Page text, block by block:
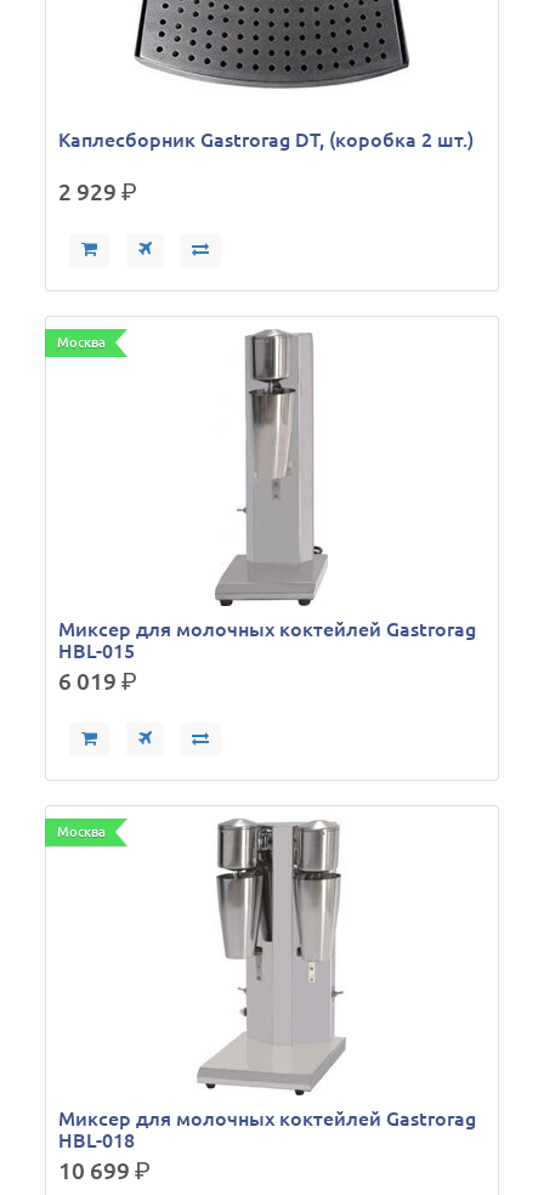
Каплесборник Gastrorag DT, (коробка 2 шт.)
2 929р.
Москва
Миксер для молочных коктейлей Gastrorag
HBL-015
6 019р.
Москва
Миксер для молочных коктейлей Gastrorag
HBL-018
10 699р.